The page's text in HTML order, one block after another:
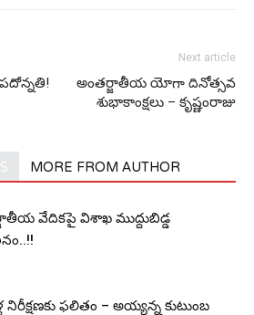
Next article
అంతర్జాతీయ యోగా దినోత్సవ
శుభాకాంక్షలు – కృష్ణంరాజు
MORE FROM AUTHOR
వేదికపై విశాఖ ముద్దుబిడ్డ
నిరీక్షణకు ఫలితం – అయ్యన్న కుటుంబ